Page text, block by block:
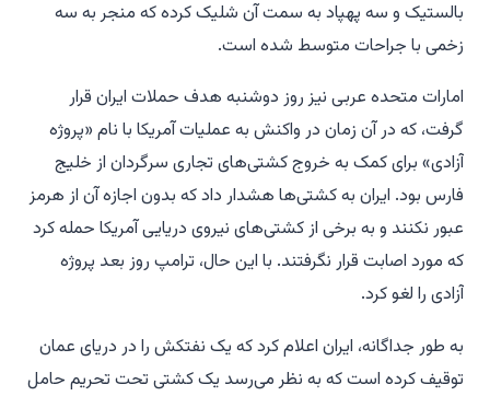
بالستیک و سه پهپاد به سمت آن شلیک کرده که منجر به سه
زخمی با جراحات متوسط شده است.
امارات متحده عربی نیز روز دوشنبه هدف حملات ایران قرار
گرفت، که در آن زمان در واکنش به عملیات آمریکا با نام «پروژه
آزادی» برای کمک به خروج کشتی‌های تجاری سرگردان از خلیج
فارس بود. ایران به کشتی‌ها هشدار داد که بدون اجازه آن از هرمز
عبور نکنند و به برخی از کشتی‌های نیروی دریایی آمریکا حمله کرد
که مورد اصابت قرار نگرفتند. با این حال، ترامپ روز بعد پروژه
آزادی را لغو کرد.
به طور جداگانه، ایران اعلام کرد که یک نفتکش را در دریای عمان
توقیف کرده است که به نظر می‌رسد یک کشتی تحت تحریم حامل